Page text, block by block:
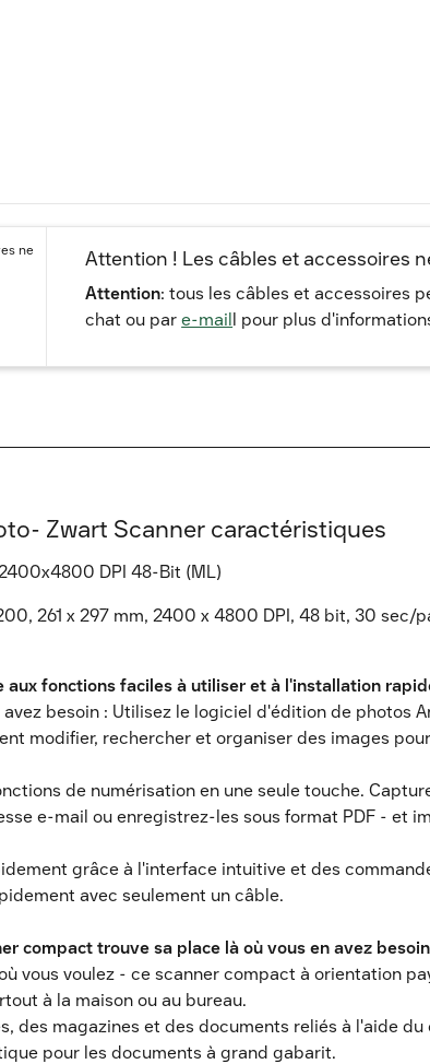
Attention ! Les câbles et accessoires
Attention: tous les câbles et accessoires
chat ou pare-maill pour plus
Zwart Scanner caractéristiques
DPI 48-Bit (ML)
261 x 297 mm, 2400 x 4800 DPI, 48 bit, 30 sec/
fonctions faciles à utiliser et à l'installation
besoin : Utilisez le logiciel d'édition de photos
modifier, rechercher et organiser des images
de numérisation en une seule touche.
e-mail ou enregistrez-les sous format PDF - et
grâce à l'interface intuitive et des
avec seulement un câble.
compact trouve sa place là où vous en avez
vous voulez - ce scanner compact à orientation
à la maison ou au bureau.
des magazines et des documents reliés à l'aide du
pour les documents à grand gabarit.